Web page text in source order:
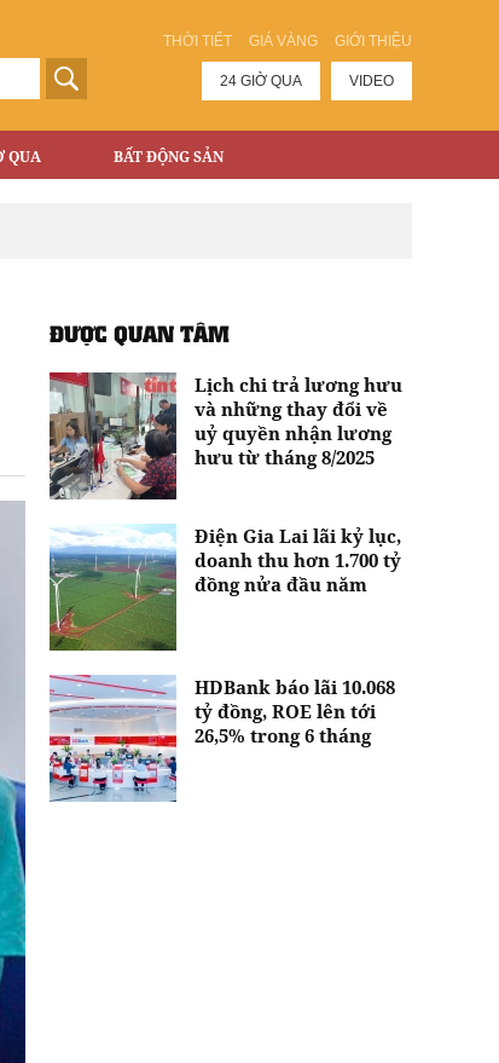
THỜI TIẾT GIÁ VÀNG GIỚI THIỆU
24 GIỜ QUA VIDEO
QUA BẤT ĐỘNG SẢN
ĐƯỢC QUAN TÂM
Lịch chi trả lương hưu
và những thay đổi về
uỷ quyền nhận lương
hưu từ tháng 8/2025
Điện Gia Lai lãi kỷ lục,
doanh thu hơn 1.700 tỷ
đồng nửa đầu năm
HDBank báo lãi 10.068
tỷ đồng, ROE lên tới
26,5% trong 6 tháng